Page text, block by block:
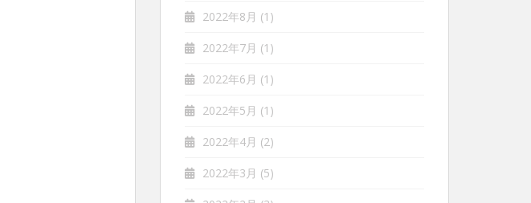
2022年8月 (1)
2022年7月 (1)
2022年6月 (1)
2022年5月 (1)
2022年4月 (2)
2022年3月 (5)